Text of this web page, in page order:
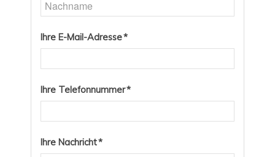
Ihre E-Mail-Adresse *
Ihre Telefonnummer *
Ihre Nachricht *